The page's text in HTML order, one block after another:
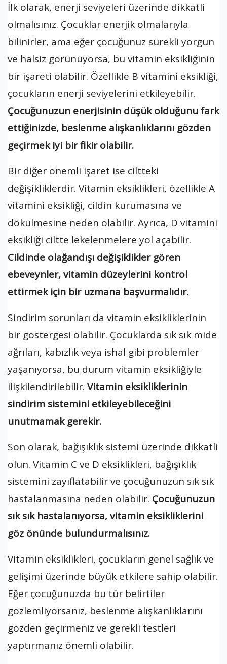
İlk olarak, enerji seviyeleri üzerinde dikkatli
olmalısınız. Çocuklar enerjik olmalarıyla
bilinirler, ama eğer çocuğunuz sürekli yorgun
ve halsiz görünüyorsa, bu vitamin eksikliğinin
bir işareti olabilir. Özellikle B vitamini eksikliği,
çocukların enerji seviyelerini etkileyebilir.
Çocuğunuzun enerjisinin düşük olduğunu fark
ettiğinizde, beslenme alışkanlıklarını gözden
geçirmek iyi bir fikir olabilir.
Bir diğer önemli işaret ise ciltteki
değişikliklerdir. Vitamin eksiklikleri, özellikle A
vitamini eksikliği, cildin kurumasına ve
dökülmesine neden olabilir. Ayrıca, D vitamini
eksikliği ciltte lekelenmelere yol açabilir.
Cildinde olağandışı değişiklikler gören
ebeveynler, vitamin düzeylerini kontrol
ettirmek için bir uzmana başvurmalıdır.
Sindirim sorunları da vitamin eksikliklerinin
bir göstergesi olabilir. Çocuklarda sık sık mide
ağrıları, kabızlık veya ishal gibi problemler
yaşanıyorsa, bu durum vitamin eksikliğiyle
ilişkilendirilebilir. Vitamin eksikliklerinin
sindirim sistemini etkileyebileceğini
unutmamak gerekir.
Son olarak, bağışıklık sistemi üzerinde dikkatli
olun. Vitamin C ve D eksiklikleri, bağışıklık
sistemini zayıflatabilir ve çocuğunuzun sık sık
hastalanmasına neden olabilir. Çocuğunuzun
sık sık hastalanıyorsa, vitamin eksikliklerini
göz önünde bulundurmalısınız.
Vitamin eksiklikleri, çocukların genel sağlık ve
gelişimi üzerinde büyük etkilere sahip olabilir.
Eğer çocuğunuzda bu tür belirtiler
gözlemliyorsanız, beslenme alışkanlıklarını
gözden geçirmeniz ve gerekli testleri
yaptırmanız önemli olabilir.